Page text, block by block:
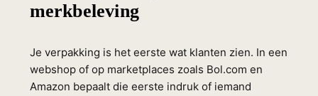
merkbeleving
Je verpakking is het eerste wat klanten zien. In een
webshop of op marketplaces zoals Bol.com en
Amazon bepaalt die eerste indruk of iemand